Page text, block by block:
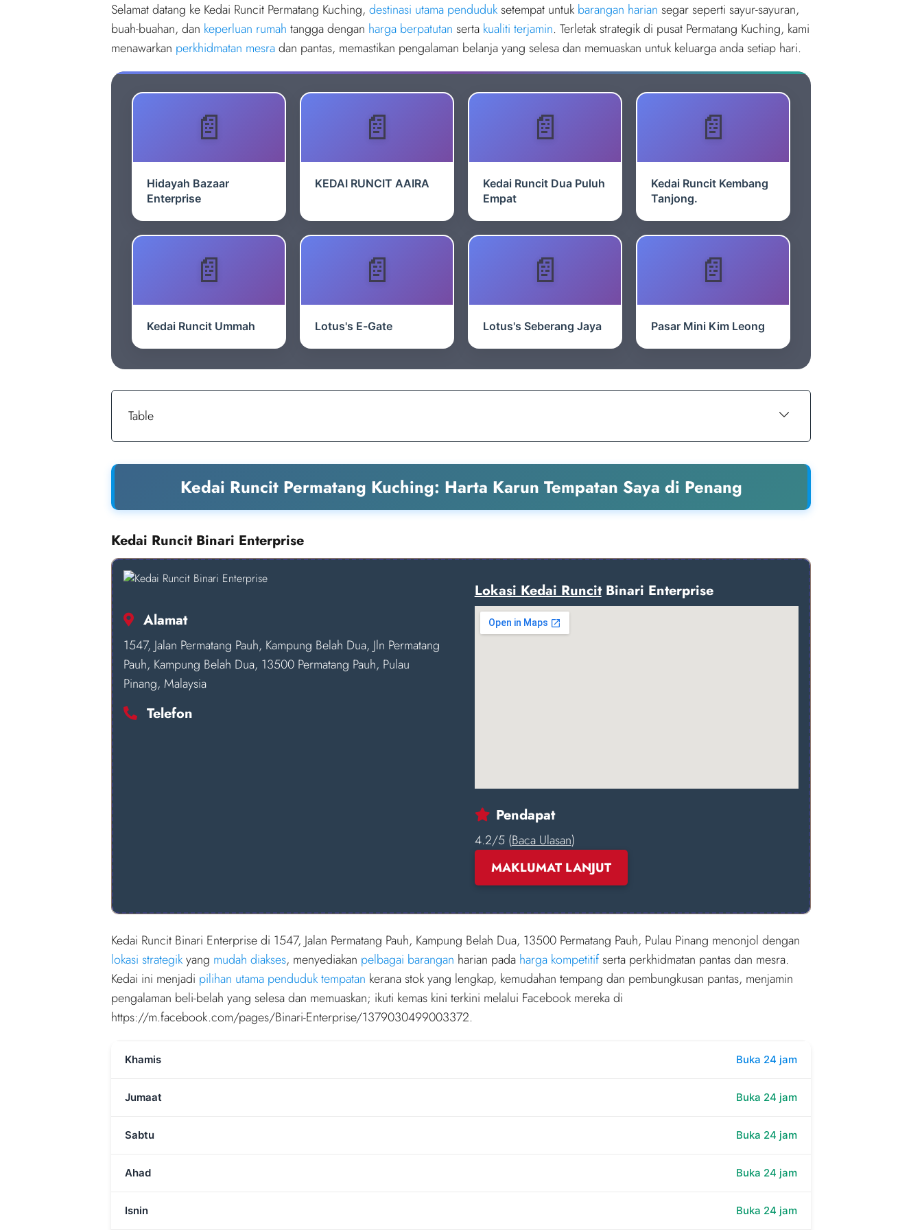
Selamat datang ke Kedai Runcit Permatang Kuching, destinasi utama penduduksetempat untuk barangan harian segar seperti sayur-sayuran,
buah-buahan, dan keperluan rumah tangga dengan harga berpatutan serta kualiti terjamin. Terletak strategik di pusat Permatang Kuching, kami
menawarkan perkhidmatan mesradan pantas, memastikan pengalaman belanja yang selesa dan memuaskan untuk keluarga anda setiap hari.
Hidayah Bazaar
Enterprise
KEDAI RUNCIT AAIRA
Kedai Runcit Dua Puluh
Empat
Kedai Runcit Kembang
Tanjong.
Kedai Runcit Ummah Lotus's E-Gate Lotus's Seberang Jaya Pasar Mini Kim Leong
Table
Kedai Runcit Permatang Kuching: Harta Karun Tempatan Saya di Penang
Kedai Runcit Binari Enterprise
Alamat
1547, Jalan Permatang Pauh, Kampung Belah Dua, Jln Permatang
Pauh, Kampung Belah Dua, 13500 Permatang Pauh, Pulau
Pinang, Malaysia
Telefon
Lokasi Kedai RuncitBinari Enterprise
Pendapat
4.2/5 (Baca Ulasan)
MAKLUMAT LANJUT
Kedai Runcit Binari Enterprise di 1547, Jalan Permatang Pauh, Kampung Belah Dua, 13500 Permatang Pauh, Pulau Pinang menonjol dengan
lokasi strategikyang mudah diakses, menyediakan pelbagai barangan harian pada harga kompetitifserta perkhidmatan pantas dan mesra.
Kedai ini menjadi pilihan utama penduduk tempatan kerana stok yang lengkap, kemudahan tempang dan pembungkusan pantas, menjamin
pengalaman beli-belah yang selesa dan memuaskan; ikuti kemas kini terkini melalui Facebook mereka di
https://m.facebook.com/pages/Binari-Enterprise/1379030499003372.
Khamis Buka 24 jam
Jumaat Buka 24 jam
Sabtu Buka 24 jam
Ahad Buka 24 jam
Isnin Buka 24 jam